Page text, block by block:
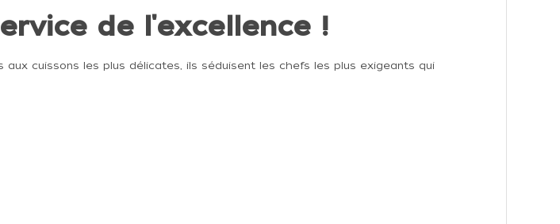
de l'excellence !
cuissons les plus délicates, ils séduisent les chefs les plus exigeants qui